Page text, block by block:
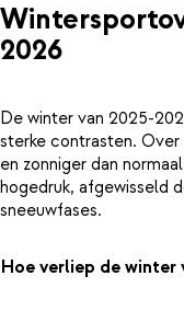
2026
De winter van 2025-
sterke contrasten.
en zonniger dan
hogedruk, afgewisseld
sneeuwfases.
Hoe verliep de winter